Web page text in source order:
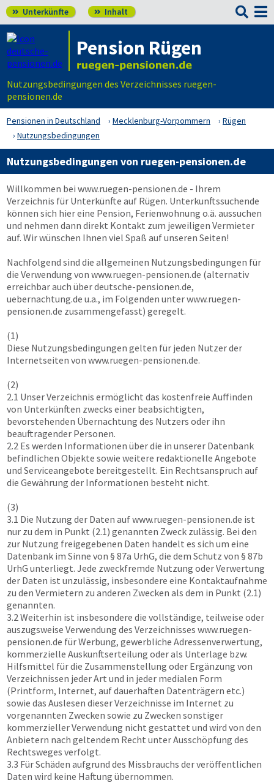
 Unterkünfte  Inhalt 
Pension Rügen
Nutzungsbedingungen des Verzeichnisses ruegen-
pensionen.de
Pensionen in Deutschland Mecklenburg-Vorpommern
Rügen
Nutzungsbedingungen
Nutzungsbedingungen von ruegen-pensionen.de
Willkommen bei www.ruegen-pensionen.de - Ihrem
Verzeichnis für Unterkünfte auf Rügen. Unterkunftssuchende
können sich hier eine Pension, Ferienwohnung o.ä. aussuchen
und nehmen dann direkt Kontakt zum jeweiligen Vermieter
auf. Wir wünschen Ihnen viel Spaß auf unseren Seiten!
Nachfolgend sind die allgemeinen Nutzungsbedingungen für
die Verwendung von www.ruegen-pensionen.de (alternativ
erreichbar auch über deutsche-pensionen.de,
uebernachtung.de u.a., im Folgenden unterwww.ruegen-
pensionen.de zusammengefasst) geregelt.
(1)
Diese Nutzungsbedingungen gelten für jeden Nutzer der
Internetseiten von www.ruegen-pensionen.de.
(2)
2.1 Unser Verzeichnis ermöglicht das kostenfreie Auffinden
von Unterkünften zwecks einer beabsichtigten,
bevorstehenden Übernachtung des Nutzers oder ihn
beauftragender Personen.
2.2 Es werden Informationen über die in unserer Datenbank
befindlichen Objekte sowie weitere redaktionelle Angebote
und Serviceangebote bereitgestellt. Ein Rechtsanspruch auf
die Gewährung der Informationen besteht nicht.
(3)
3.1 Die Nutzung der Daten aufwww.ruegen-pensionen.de ist
nur zu dem in Punkt (2.1) genannten Zweck zulässig. Bei den
zur Nutzung freigegebenen Daten handelt es sich um eine
Datenbank im Sinne von § 87a UrhG, die dem Schutz von § 87b
UrhG unterliegt. Jede zweckfremde Nutzung oder Verwertung
der Daten ist unzulässig, insbesondere eine Kontaktaufnahme
zu den Vermietern zu anderen Zwecken als dem in Punkt (2.1)
genannten.
3.2 Weiterhin ist insbesondere die vollständige, teilweise oder
auszugsweise Verwendung des Verzeichnisses www.ruegen-
pensionen.de für Werbung, gewerbliche Adressenverwertung,
kommerzielle Auskunftserteilung oder als Unterlage bzw.
Hilfsmittel für die Zusammenstellung oder Ergänzung von
Verzeichnissen jeder Art und in jeder medialen Form
(Printform, Internet, auf dauerhaften Datenträgern etc.)
sowie das Auslesen dieser Verzeichnisse im Internet zu
vorgenannten Zwecken sowie zu Zwecken sonstiger
kommerzieller Verwendung nicht gestattet und wird von den
Anbietern nach geltendem Recht unter Ausschöpfung des
Rechtsweges verfolgt.
3.3 Für Schäden aufgrund des Missbrauchs der veröffentlichen
Daten wird keine Haftung übernommen.